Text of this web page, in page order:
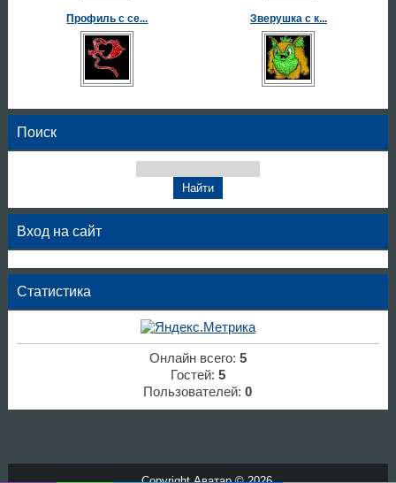
Профиль с се... Зверушка с к...
Поиск
Вход на сайт
Статистика
Онлайн всего: 5
Гостей: 5
Пользователей:0